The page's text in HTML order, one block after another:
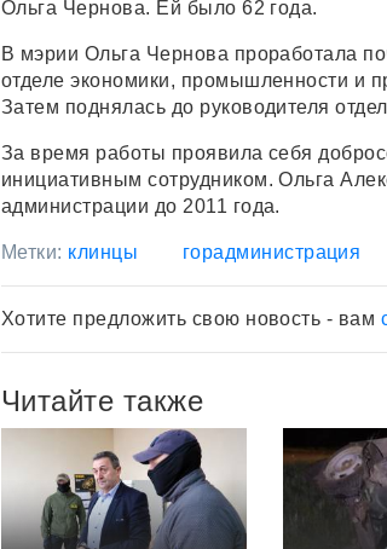
Ольга Чернова. Ей было 62 года.
В мэрии Ольга Чернова проработала
отделе экономики, промышленности и
Затем поднялась до руководителя
За время работы проявила себя
инициативным сотрудником. Ольга
администрации до 2011 года.
Метки: клинцы горадминистрация
Хотите предложить свою новость - вам
Читайте также